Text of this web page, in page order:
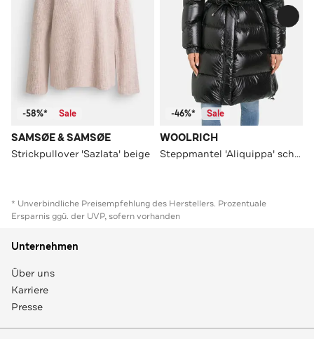
-58%* Sale
SAMSØE & SAMSØE
Strickpullover 'Sazlata' beige
-46%* Sale
WOOLRICH
Steppmantel 'Aliquippa' schwarz
* Unverbindliche Preisempfehlung des Herstellers. Prozentuale
Ersparnis ggü. der UVP, sofern vorhanden
Unternehmen
Über uns
Karriere
Presse